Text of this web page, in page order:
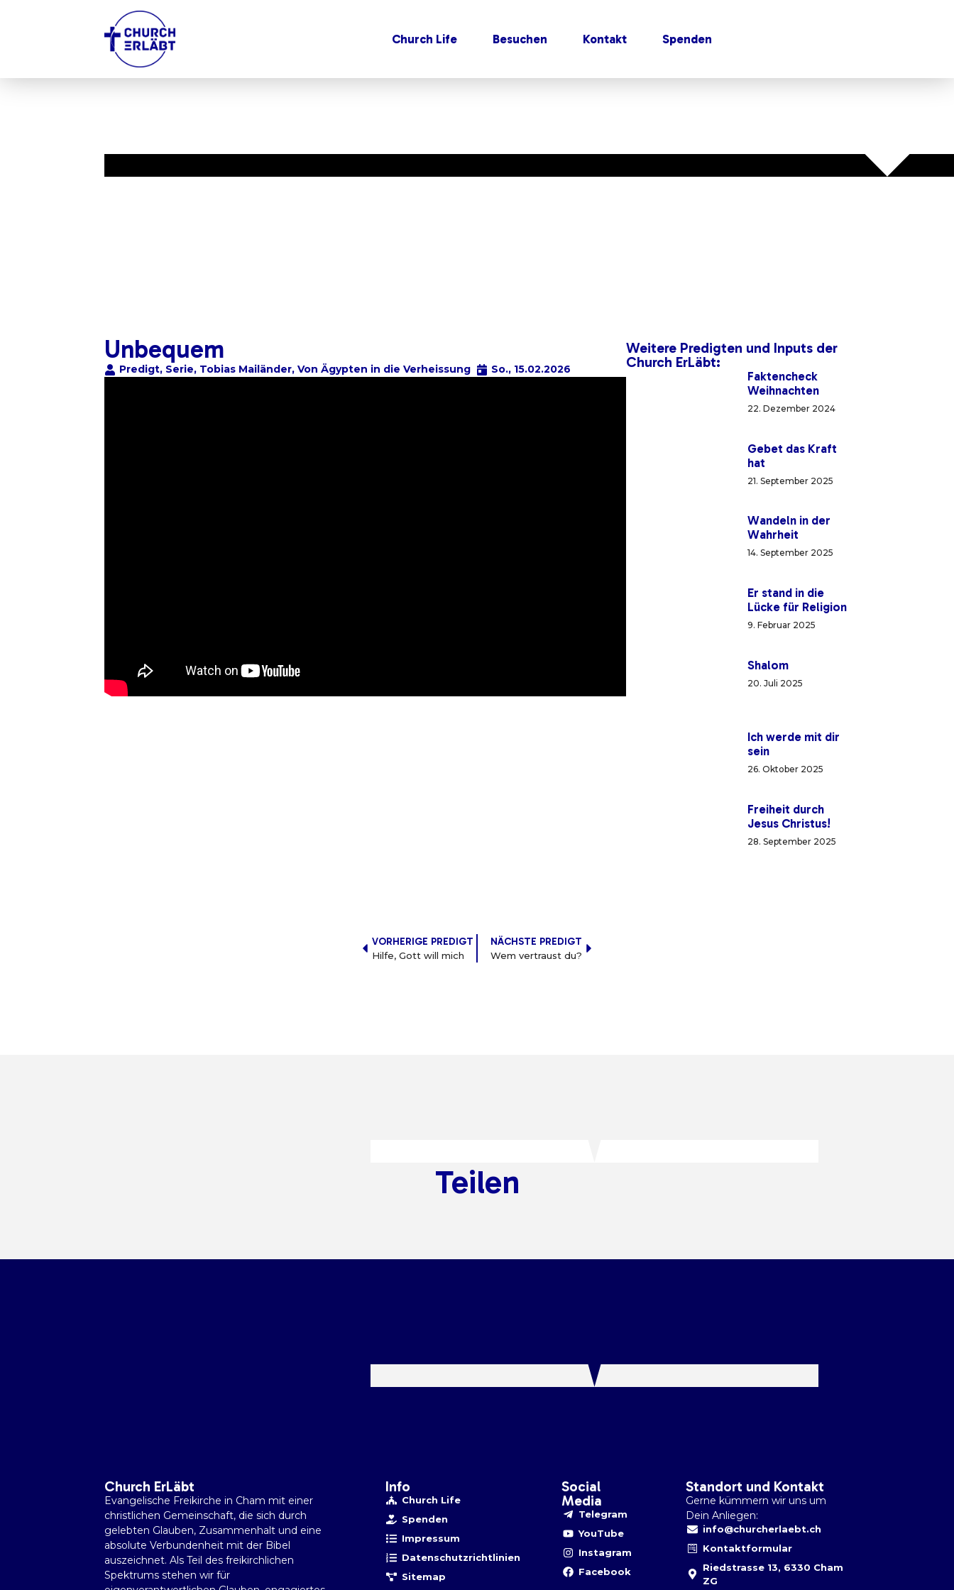
Church Life Besuchen Kontakt Spenden
Unbequem
Predigt, Serie, Tobias Mailänder, Von Ägypten in die Verheissung So., 15.02.2026
Weitere Predigten und Inputs der
Church ErLäbt:
Faktencheck
Weihnachten
22. Dezember 2024
Gebet das Kraft
hat
21. September 2025
Wandeln in der
Wahrheit
14. September 2025
Er stand in die
Lücke für Religion
9. Februar 2025
Shalom
20. Juli 2025
Ich werde mit dir
sein
26. Oktober 2025
Freiheit durch
Jesus Christus!
28. September 2025
VORHERIGE PREDIGT
Hilfe, Gott will mich
NÄCHSTE PREDIGT
Wem vertraust du?
Teilen
Church ErLäbt
Evangelische Freikirche in Cham mit einer
christlichen Gemeinschaft, die sich durch
gelebten Glauben, Zusammenhalt und eine
absolute Verbundenheit mit der Bibel
auszeichnet. Als Teil des freikirchlichen
Spektrums stehen wir für
Info
Church Life
Spenden
Impressum
Datenschutzrichtlinien
Sitemap
Social
Media
Telegram
YouTube
Instagram
Facebook
Standort und Kontakt
Gerne kümmern wir uns um
Dein Anliegen:
info@churcherlaebt.ch
Kontaktformular
Riedstrasse 13, 6330 Cham
ZG